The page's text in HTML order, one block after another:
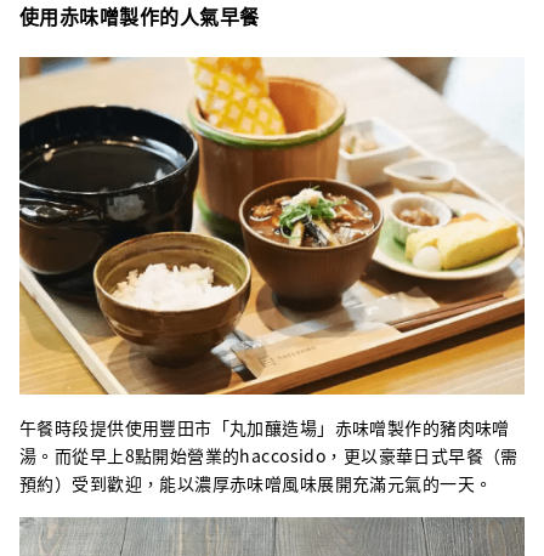
使用赤味噌製作的人氣早餐
午餐時段提供使用豐田市「丸加釀造場」赤味噌製作的豬肉味噌
湯。而從早上8點開始營業的haccosido，更以豪華日式早餐（需
預約）受到歡迎，能以濃厚赤味噌風味展開充滿元氣的一天。